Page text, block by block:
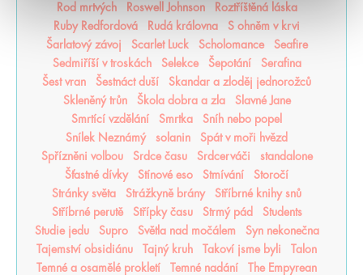
Rod mrtvých
Roswell Johnson
Roztříštěná láska
Ruby Redfordová
Rudá královna
S ohněm v krvi
Šarlatový závoj
Scarlet Luck Scholomance
Seafire
Sedmiříší v troskách
Selekce Šepotání
Serafina
Šest vran
Šestnáct duší
Skandar a zloděj jednorožců
Skleněný trůn
Škola dobra a zla
Slavné Jane
Smrtící vzdělání
Smrtka
Sníh nebo popel
Snílek Neznámý
solanin
Spát v moři hvězd
Spřízněni volbou
Srdce času Srdcerváči
standalone
Šťastné dívky
Stínové eso Stmívání
Storočí
Stránky světa
Strážkyně brány
Stříbrné knihy snů
Stříbrné perutě
Střípky času Strmý pád
Students
Studie jedu
Supro Světla nad močálem
Syn nekonečna
Tajemství obsidiánu
Tajný kruh Takoví jsme byli
Talon
Temné a osamělé prokletí
Temné nadání
The Empyrean